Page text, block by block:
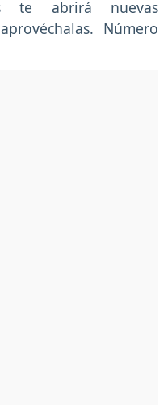
te abrirá nuevas
Número